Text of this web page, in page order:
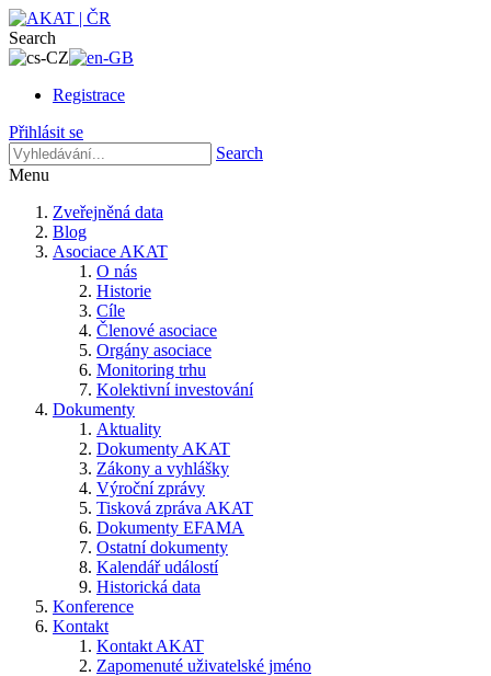
Search
Registrace
Přihlásit se
Search
Menu
Zveřejněná data
Blog
Asociace AKAT
O nás
Historie
Cíle
Členové asociace
Orgány asociace
Monitoring trhu
Kolektivní investování
Dokumenty
Aktuality
Dokumenty AKAT
Zákony a vyhlášky
Výroční zprávy
Tisková zpráva AKAT
Dokumenty EFAMA
Ostatní dokumenty
Kalendář událostí
Historická data
Konference
Kontakt
Kontakt AKAT
Zapomenuté uživatelské jméno